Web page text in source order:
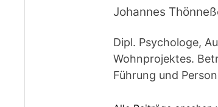
Johannes
Dipl. Psychologe,
Wohnprojektes.
Führung und